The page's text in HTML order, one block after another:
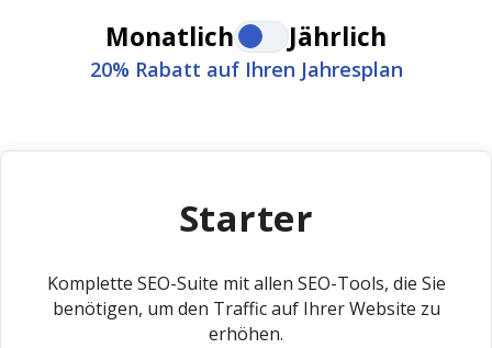
Monatlich Jährlich
20% Rabatt auf Ihren Jahresplan
Starter
Komplette SEO-Suite mit allen SEO-Tools, die Sie
benötigen, um den Traffic auf Ihrer Website zu
erhöhen.